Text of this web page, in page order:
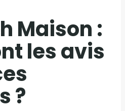
Maison :
les avis
?